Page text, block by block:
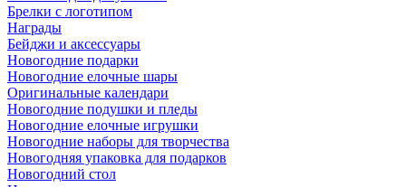
Брелки с логотипом
Награды
Бейджи и аксессуары
Новогодние подарки
Новогодние елочные шары
Оригинальные календари
Новогодние подушки и пледы
Новогодние елочные игрушки
Новогодние наборы для творчества
Новогодняя упаковка для подарков
Новогодний стол